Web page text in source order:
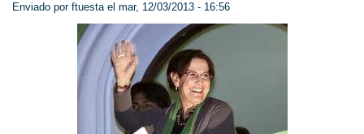
Enviado por ftuestael mar, 12/03/2013 - 16:56